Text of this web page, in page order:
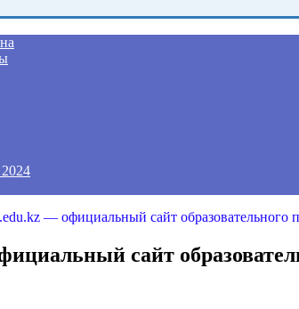
— официальный сайт
сайт